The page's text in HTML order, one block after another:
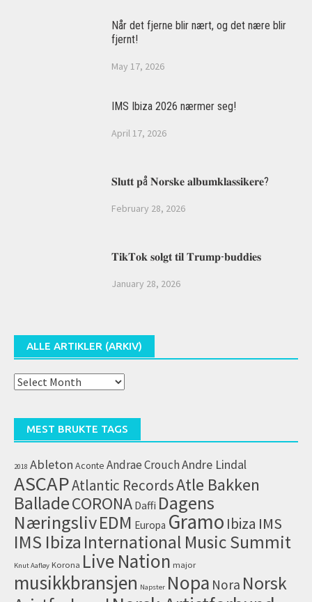
Når det fjerne blir nært, og det nære blir
fjernt!
May 17, 2026
IMS Ibiza 2026 nærmer seg!
April 17, 2026
𝐒𝐥𝐮𝐭𝐭 𝐩å 𝐍𝐨𝐫𝐬𝐤𝐞 𝐚𝐥𝐛𝐮𝐦𝐤𝐥𝐚𝐬𝐬𝐢𝐤𝐞𝐫𝐞?
February 28, 2026
𝐓𝐢𝐤𝐓𝐨𝐤 𝐬𝐨𝐥𝐠𝐭 𝐭𝐢𝐥 𝐓𝐫𝐮𝐦𝐩-𝐛𝐮𝐝𝐝𝐢𝐞𝐬
January 28, 2026
ALLE ARTIKLER (ARKIV)
Alle
MEST BRUKTE TAGS
2018 Ableton Aconte Andrae CrouchAndre Lindal
ASCAPAtlantic RecordsAtle Bakken
BalladeCORONA Daffi Dagens
NæringslivEDM Europa Gramo Ibiza IMS
IMS Ibiza International Music Summit
Knut Aafløy Korona Live Nation major
musikkbransjen Napster Nopa Nora Norsk